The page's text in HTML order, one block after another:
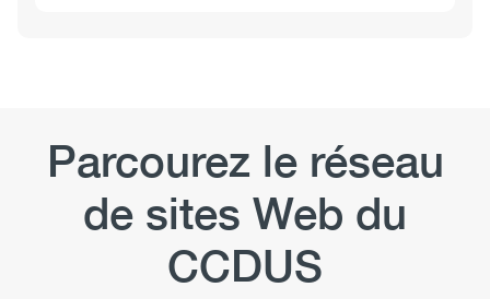
du
CCDUS
à
un
milieu
en
Parcourez le réseau
de sites Web du
CCDUS